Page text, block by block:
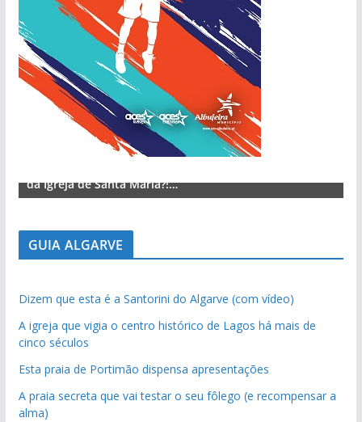
da Igreja de Santa Maria?!…
GUIA ALGARVE
Dizem que esta é a Santorini do Algarve (com vídeo)
A igreja que vigia o centro histórico de Lagos há mais de
cinco séculos
Esta praia de Portimão dispensa apresentações
A praia secreta que vai testar o seu fôlego (e recompensar a
alma)